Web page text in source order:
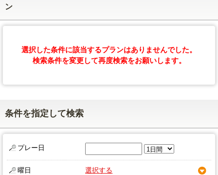
ン
選択した条件に該当するプランはありませんでした。
検索条件を変更して再度検索をお願いします。
条件を指定して検索
プレー日
曜日 選択する